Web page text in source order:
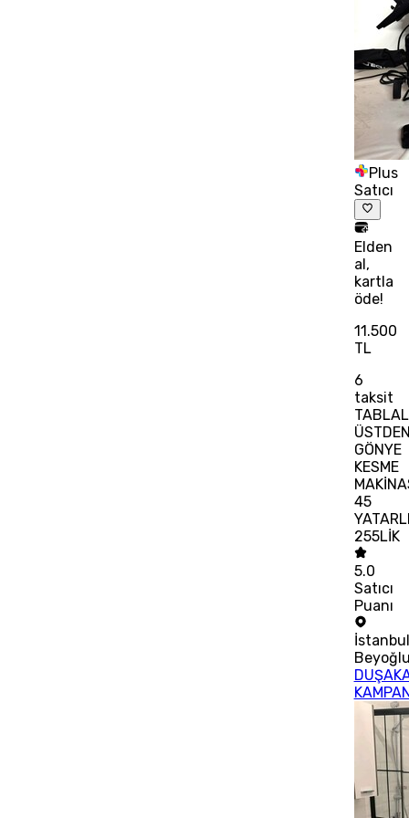
Plus
Satıcı
Elden
al,
kartla
öde!
11.500
TL
6
taksit
GÖNYE
KESME
45
255LİK
5.0
Satıcı
Puanı
İstanbul